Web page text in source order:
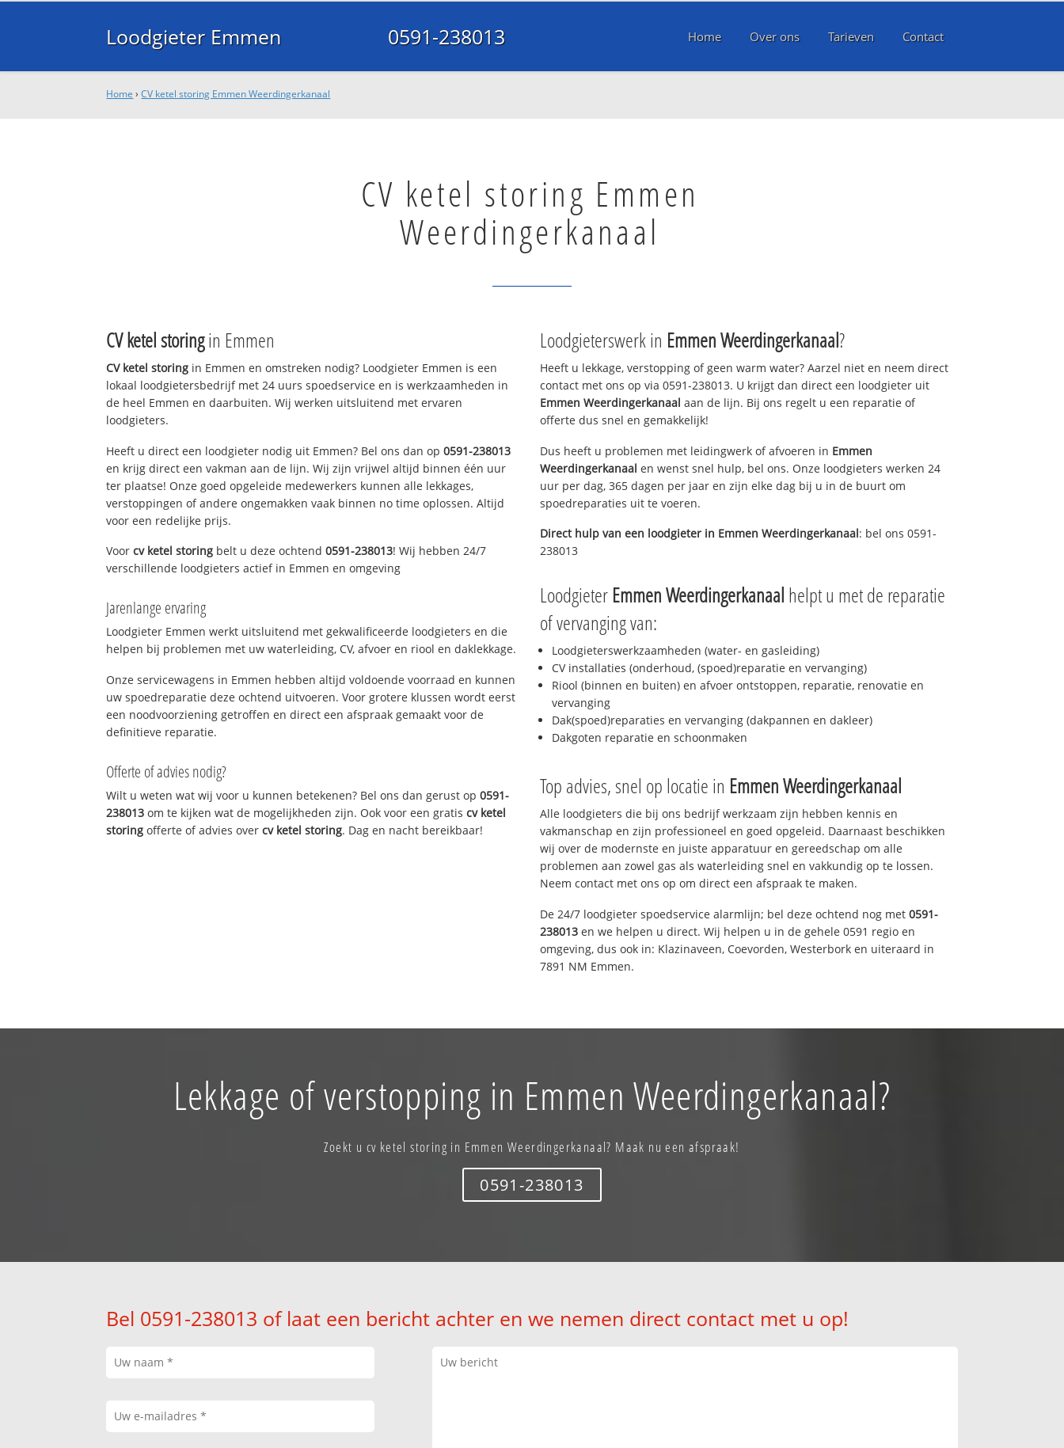
Loodgieter Emmen 0591-238013 Home Over ons Tarieven Contact
Home ›CV ketel storing Emmen Weerdingerkanaal
CV ketel storing Emmen
Weerdingerkanaal
CV ketel storingin Emmen
CV ketel storing in Emmen en omstreken nodig? Loodgieter Emmen is een
lokaal loodgietersbedrijf met 24 uurs spoedservice en is werkzaamheden in
de heel Emmen en daarbuiten. Wij werken uitsluitend met ervaren
loodgieters.
Heeft u direct een loodgieter nodig uit Emmen? Bel ons dan op0591-238013
en krijg direct een vakman aan de lijn. Wij zijn vrijwel altijd binnen één uur
ter plaatse! Onze goed opgeleide medewerkers kunnen alle lekkages,
verstoppingen of andere ongemakken vaak binnen no time oplossen. Altijd
voor een redelijke prijs.
Voorcv ketel storing belt u deze ochtend0591-238013! Wij hebben 24/7
verschillende loodgieters actief in Emmen en omgeving
Jarenlange ervaring
Loodgieter Emmen werkt uitsluitend met gekwalificeerde loodgieters en die
helpen bij problemen met uw waterleiding, CV, afvoer en riool en daklekkage.
Onze servicewagens in Emmen hebben altijd voldoende voorraad en kunnen
uw spoedreparatie deze ochtend uitvoeren. Voor grotere klussen wordt eerst
een noodvoorziening getroffen en direct een afspraak gemaakt voor de
definitieve reparatie.
Offerte of advies nodig?
Wilt u weten wat wij voor u kunnen betekenen? Bel ons dan gerust op0591-
238013 om te kijken wat de mogelijkheden zijn. Ook voor een gratiscv ketel
storing offerte of advies overcv ketel storing. Dag en nacht bereikbaar!
Loodgieterswerk in Emmen Weerdingerkanaal?
Heeft u lekkage, verstopping of geen warm water? Aarzel niet en neem direct
contact met ons op via 0591-238013. U krijgt dan direct een loodgieter uit
Emmen Weerdingerkanaal aan de lijn. Bij ons regelt u een reparatie of
offerte dus snel en gemakkelijk!
Dus heeft u problemen met leidingwerk of afvoeren in Emmen
Weerdingerkanaal en wenst snel hulp, bel ons. Onze loodgieters werken 24
uur per dag, 365 dagen per jaar en zijn elke dag bij u in de buurt om
spoedreparaties uit te voeren.
Direct hulp van een loodgieter in Emmen Weerdingerkanaal: bel ons 0591-
238013
Loodgieter Emmen Weerdingerkanaal helpt u met de reparatie
of vervanging van:
Loodgieterswerkzaamheden (water- en gasleiding)
CV installaties (onderhoud, (spoed)reparatie en vervanging)
Riool (binnen en buiten) en afvoer ontstoppen, reparatie, renovatie en
vervanging
Dak(spoed)reparaties en vervanging (dakpannen en dakleer)
Dakgoten reparatie en schoonmaken
Top advies, snel op locatie in Emmen Weerdingerkanaal
Alle loodgieters die bij ons bedrijf werkzaam zijn hebben kennis en
vakmanschap en zijn professioneel en goed opgeleid. Daarnaast beschikken
wij over de modernste en juiste apparatuur en gereedschap om alle
problemen aan zowel gas als waterleiding snel en vakkundig op te lossen.
Neem contact met ons op om direct een afspraak te maken.
De 24/7 loodgieter spoedservice alarmlijn; bel deze ochtend nog met 0591-
238013 en we helpen u direct. Wij helpen u in de gehele 0591 regio en
omgeving, dus ook in: Klazinaveen, Coevorden, Westerbork en uiteraard in
7891 NM Emmen.
Lekkage of verstopping in Emmen Weerdingerkanaal?
Zoekt u cv ketel storing in Emmen Weerdingerkanaal? Maak nu een afspraak!
0591-238013
Bel 0591-238013 of laat een bericht achter en we nemen direct contact met u op!